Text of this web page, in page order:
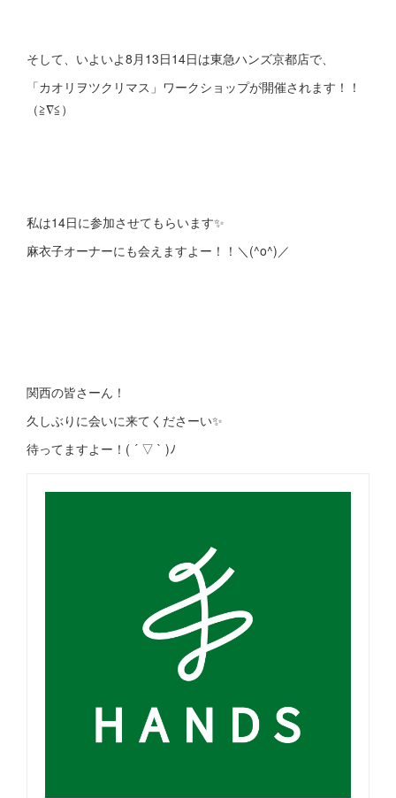
そして、いよいよ8月13日14日は東急ハンズ京都店で、
「カオリヲツクリマス」ワークショップが開催されます！！
（≧∇≦）
私は14日に参加させてもらいます✨
麻衣子オーナーにも会えますよー！！＼(^o^)／
関西の皆さーん！
久しぶりに会いに来てくださーい✨
待ってますよー！( ´ ▽ ` )ﾉ